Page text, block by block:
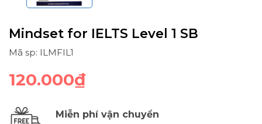
Mindset for IELTS Level 1 SB
Mã sp: ILMFIL1
120.000₫
Miễn phí vận chuyển